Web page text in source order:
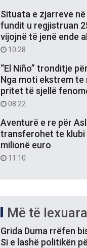
Situata e zjarreve
fundit u regjistruan
vijojnë të jenë ende
10:28
“El Niño” tronditje
Nga moti ekstrem
pritet të sjellë
08:22
Aventurë e re për
transferohet te klubi
milionë euro
11:10
Më të
Grida Duma rrëfen
Si e lashë politikën